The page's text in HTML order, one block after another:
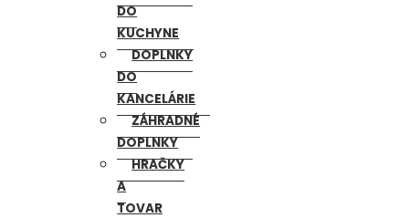
DO
KUCHYNE
DOPLNKY
DO
KANCELÁRIE
ZÁHRADNÉ
DOPLNKY
HRAČKY
A
TOVAR